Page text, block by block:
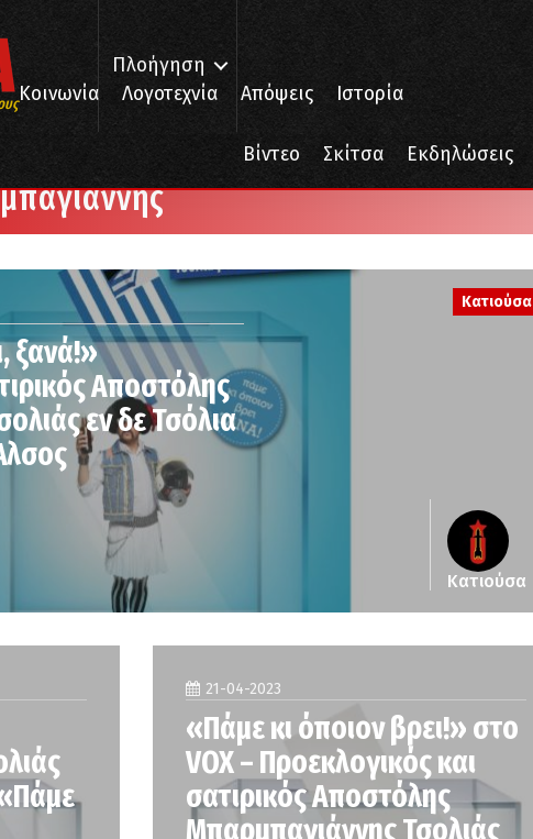
Πλοήγηση
Κοινωνία Λογοτεχνία Απόψεις Ιστορία
Βίντεο Σκίτσα Εκδηλώσεις
Κατιούσα
ξανά!»
Αποστόλης
εν δε Τσόλια
Κατιούσα
21-04-2023
«Πάμε κι όποιον βρει!» στο
VOX – Προεκλογικός και
σατιρικός Αποστόλης
Μπαρμπαγιάννης Τσολιάς